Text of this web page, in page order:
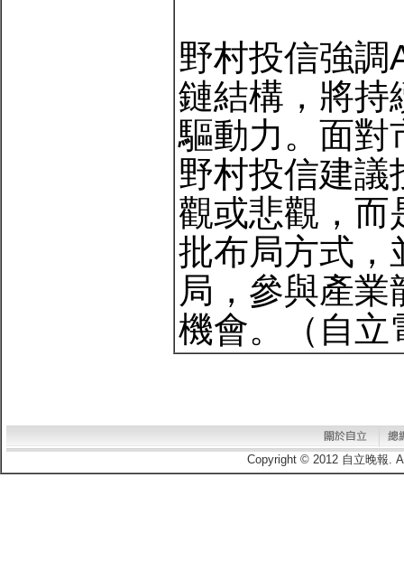
野村投信強調
鏈結構，將持
驅動力。面對
野村投信建議
觀或悲觀，而
批布局方式，
局，參與產
機會。（自立
Copyright © 2012 自立晚報.